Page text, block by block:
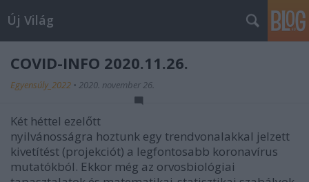
Új Világ
COVID-INFO 2020.11.26.
Egyensúly_2022 • 2020. november 26.
Két héttel ezelőtt
nyilvánosságra hoztunk egy trendvonalakkal jelzett
kivetítést (projekciót) a legfontosabb koronavírus
mutatókból. Ekkor még az orvosbiológiai